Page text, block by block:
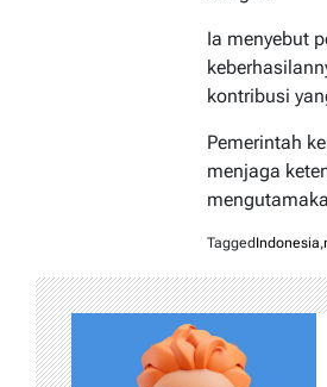
Ia menyebut
kontribusi
Pemerintah
menjaga
Tagged Indonesia,